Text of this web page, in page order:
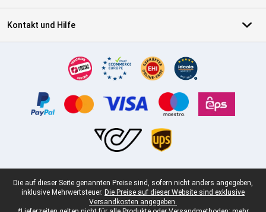
Kontakt und Hilfe
Juristische Fußzeile
Die auf dieser Seite genannten Preise sind, sofern nicht anders angegeben,
inklusive Mehrwertsteuer. Die Preise auf dieser Website sind exklusive
Versandkosten angegeben.